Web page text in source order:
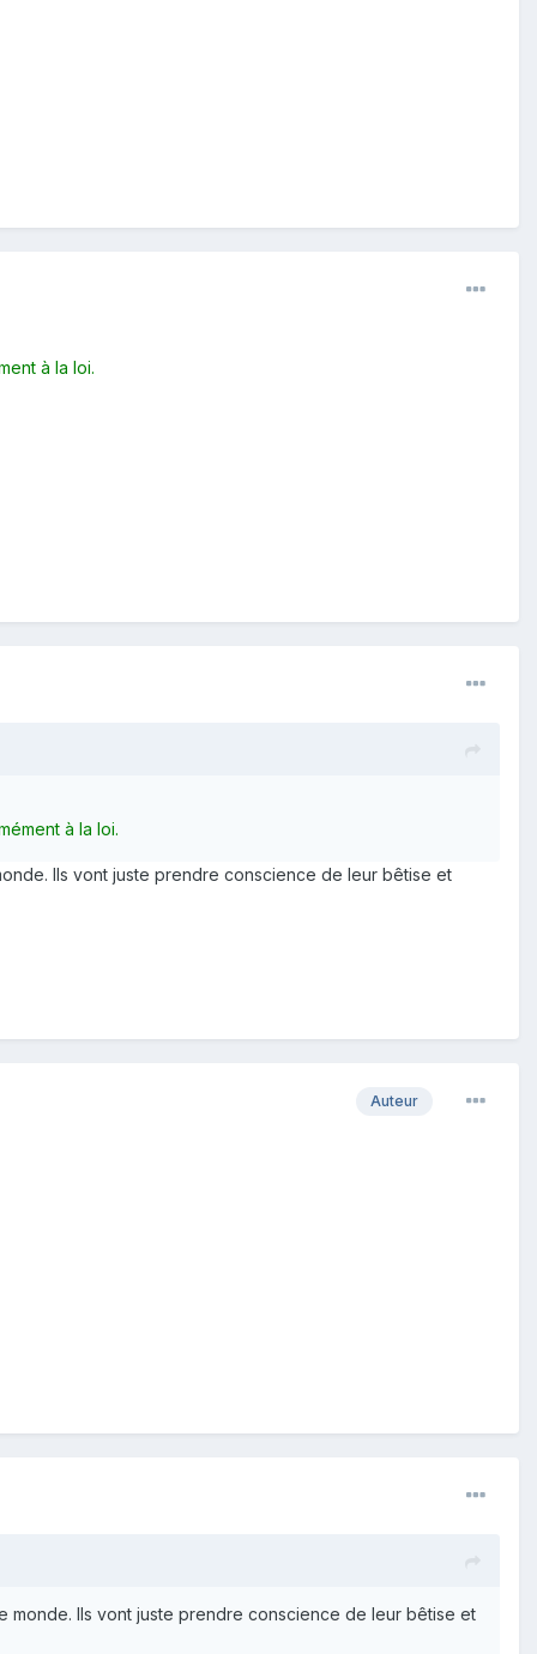
à la loi.
à la loi.
Ils vont juste prendre conscience de leur bêtise et
Auteur
monde. Ils vont juste prendre conscience de leur bêtise et